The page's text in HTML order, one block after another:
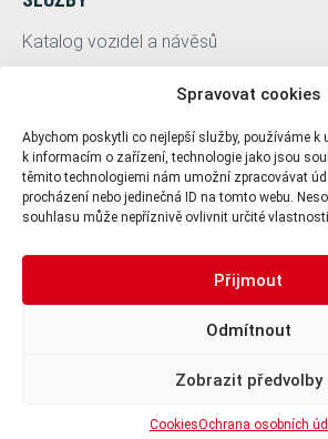
Spravovat cookies
Abychom poskytli co nejlepší služby, používáme k
k informacím o zařízení, technologie jako jsou
těmito technologiemi nám umožní zpracovávat
procházení nebo jedinečná ID na tomto webu.
souhlasu může nepříznivě ovlivnit určité
Přijmout
Odmítnout
Zobrazit předvolby
CookiesOchrana osobních
Katalog vozidel a návěsů
PRO UŽIVATELE
Ochrana osobních údajů
Zásady použití cookies